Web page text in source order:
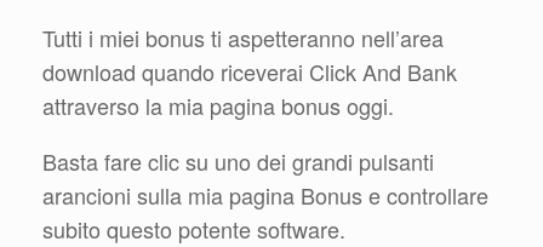
Tutti i miei bonus ti aspetteranno nell’area
download quando riceverai Click And Bank
attraverso la mia pagina bonus oggi.
Basta fare clic su uno dei grandi pulsanti
arancioni sulla mia pagina Bonus e controllare
subito questo potente software.